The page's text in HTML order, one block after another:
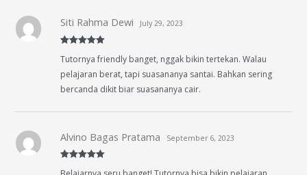
of 5
Siti Rahma Dewi July 29, 2023
Tutornya friendly banget, nggak bikin tertekan. Walau
pelajaran berat, tapi suasananya santai. Bahkan sering
bercanda dikit biar suasananya cair.
Alvino Bagas Pratama September 6, 2023